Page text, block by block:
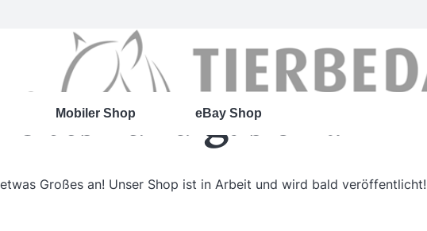
Mobiler Shop eBay Shop
kündigt sich an
Großes an! Unser Shop ist in Arbeit und wird bald veröffentlicht!